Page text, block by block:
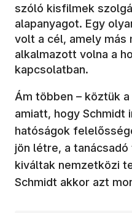
szóló kisfilmek
alapanyagot. Egy
volt a cél, amely más
alkalmazott volna a
kapcsolatban.
Ám többen – köztük
amiatt, hogy Schmidt
hatóságok
jön létre, a
kiváltak nemzetközi
Schmidt akkor azt